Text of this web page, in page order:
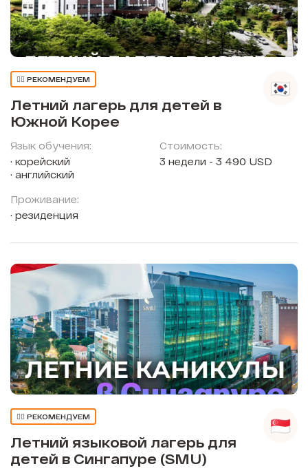
👍🏼 РЕКОМЕНДУЕМ
Летний лагерь для детей в
Южной Корее
Язык обучения:
корейский
английский
Проживание:
резиденция
Стоимость:
3 недели - 3 490 USD
👍🏼 РЕКОМЕНДУЕМ
Летний языковой лагерь для
детей в Сингапуре (SMU)